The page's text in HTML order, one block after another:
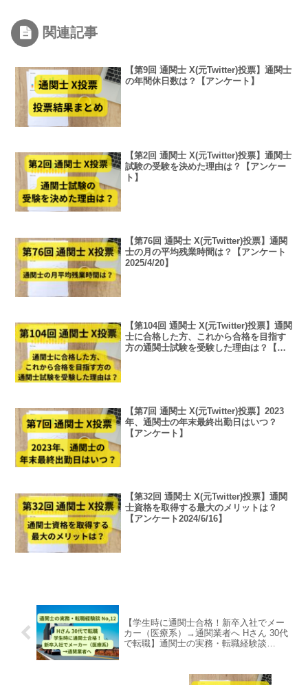
関連記事
【第9回 通関士 X(元Twitter)投票】通関士
の年間休日数は？【アンケート】
【第2回 通関士 X(元Twitter)投票】通関士
試験の受験を決めた理由は？【アンケー
ト】
【第76回 通関士 X(元Twitter)投票】通関
士の月の平均残業時間は？【アンケート
2025/4/20】
【第104回 通関士 X(元Twitter)投票】通関
士に合格した方、これから合格を目指す
方の通関士試験を受験した理由は？【ア
【第7回 通関士 X(元Twitter)投票】2023
年、通関士の年末最終出勤日はいつ？
【アンケート】
【第32回 通関士 X(元Twitter)投票】通関
士資格を取得する最大のメリットは？
【アンケート2024/6/16】
【学生時に通関士合格！新卒入社でメー
カー（医療系）→通関業者へ Hさん 30代
で転職】通関士の実務・転職経験談